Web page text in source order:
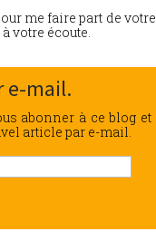
me faire part de votre
votre écoute.
e-mail.
abonner à ce blog et
article par e-mail.